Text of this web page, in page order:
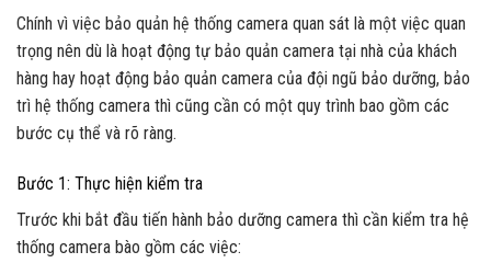
Chính vì việc bảo quản hệ thống camera quan sát là một việc quan
trọng nên dù là hoạt động tự bảo quản camera tại nhà của khách
hàng hay hoạt động bảo quản camera của đội ngũ bảo dưỡng, bảo
trì hệ thống camera thì cũng cần có một quy trình bao gồm các
bước cụ thể và rõ ràng.
Bước 1: Thực hiện kiểm tra
Trước khi bắt đầu tiến hành bảo dưỡng camera thì cần kiểm tra hệ
thống camera bào gồm các việc: